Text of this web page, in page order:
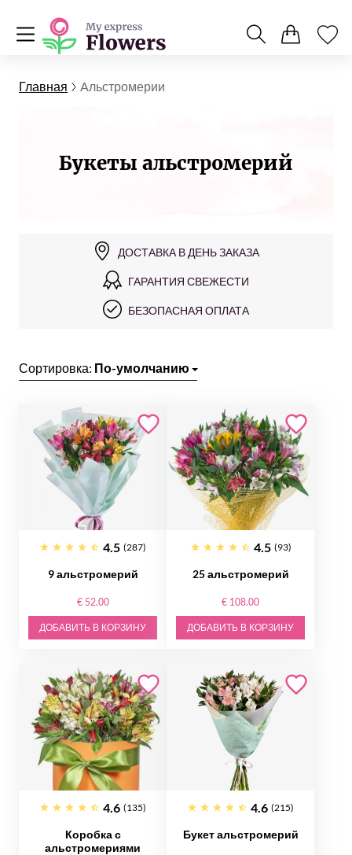
Главная Aльстромерии
Букеты альстромерий
ДОСТАВКА В ДЕНЬ ЗАКАЗА
ГАРАНТИЯ СВЕЖЕСТИ
БЕЗОПАСНАЯ ОПЛАТА
Сортировка: По-умолчанию
4.5 (287)
9 альстромерий
€ 52.00
ДОБАВИТЬ В КОРЗИНУ
4.5 (93)
25 альстромерий
€ 108.00
ДОБАВИТЬ В КОРЗИНУ
4.6 (135)
Коробка с
альстромериями
4.6 (215)
Букет альстромерий